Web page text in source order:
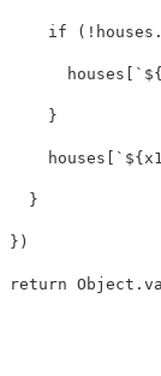
if ( ! houses .
houses [ ` ${
}
houses [ ` ${x1
}
})
return Object .